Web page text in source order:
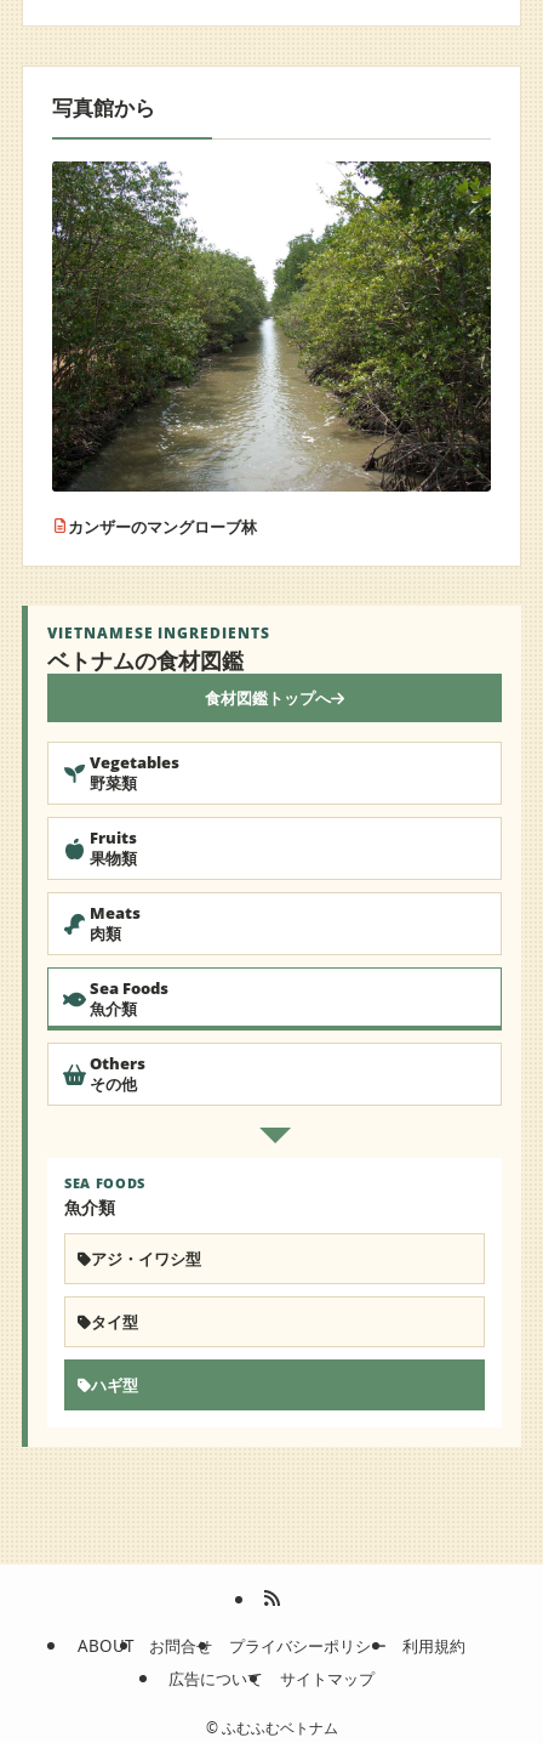
写真館から
カンザーのマングローブ林
VIETNAMESE INGREDIENTS
ベトナムの食材図鑑
食材図鑑トップへ
Vegetables
野菜類
Fruits
果物類
Meats
肉類
Sea Foods
魚介類
Others
その他
SEA FOODS
魚介類
アジ・イワシ型
タイ型
ハギ型
ABOUT お問合せ プライバシーポリシー
利用規約
広告について
サイトマップ
©ふむふむベトナム